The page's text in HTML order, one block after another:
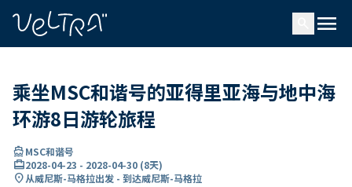
menu
乘坐MSC和谐号的亚得里亚海与地中海
环游8日游轮旅程
directions_boatMSC和谐号
card_travel2028-04-23 - 2028-04-30 (8天)
location_on从威尼斯-马格拉出发 - 到达威尼斯-马格拉